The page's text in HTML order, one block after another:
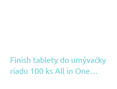
Finish tablety do umývačky
riadu 100 ks All in One